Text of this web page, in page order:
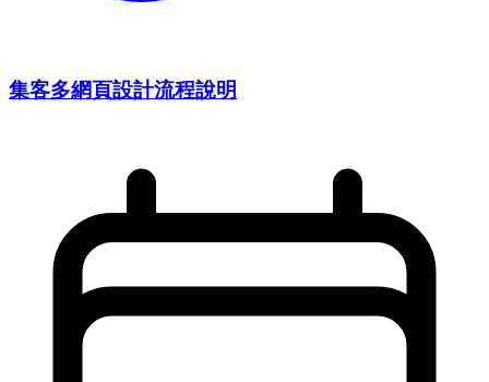
集客多網頁設計流程說明